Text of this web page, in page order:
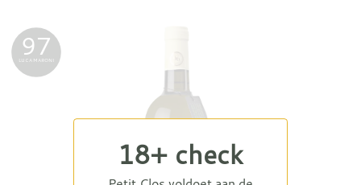
97
LUCA MARONI
18+ check